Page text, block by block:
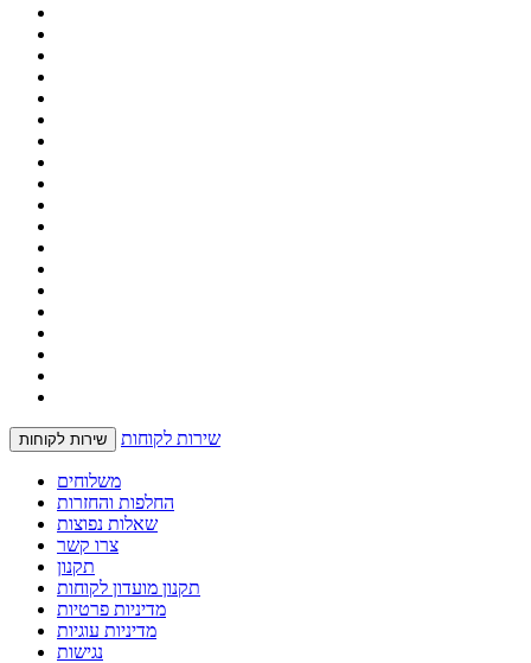
שירות לקוחות שירות לקוחות
משלוחים
החלפות והחזרות
שאלות נפוצות
צרו קשר
תקנון
תקנון מועדון לקוחות
מדיניות פרטיות
מדיניות עוגיות
נגישות